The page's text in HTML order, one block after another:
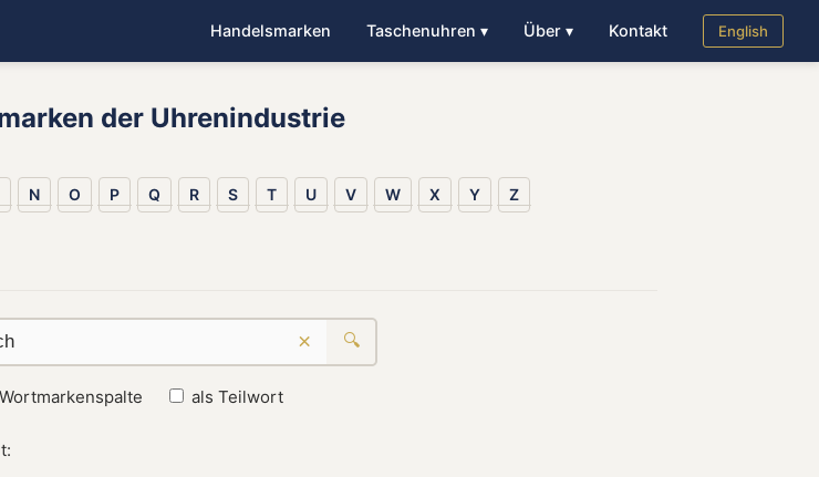
Handelsmarken Taschenuhren ▾ Über ▾ Kontakt English
der Uhrenindustrie
N O P Q R S T U V W X Y Z
× 🔍
als Teilwort